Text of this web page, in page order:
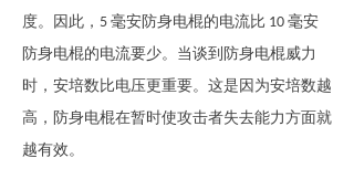
度。因此， 5 毫安防身电棍的电流比 10 毫安
防身电棍的电流要少。当谈到 防身电棍威力
时，安培数比电压更重要。这是因为安培数越
高， 防身电棍在暂时使攻击者失去能力方面就
越有效。